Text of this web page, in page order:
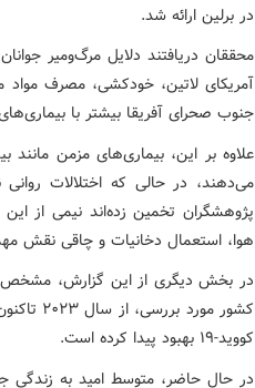
در برلین ارائه شد.
محققان دریافتند دلایل مرگ‌ومیر
آمریکای لاتین، خودکشی، مصرف
جنوب صحرای آفریقا بیشتر با
علاوه بر این، بیماری‌های مزمن مانند
می‌دهند، در حالی که اختلالات
پژوهشگران تخمین زده‌اند نیمی از
هوا، استعمال دخانیات و چاقی نقش
کشور
کووید-۱۹ بهبود پیدا کرده است.